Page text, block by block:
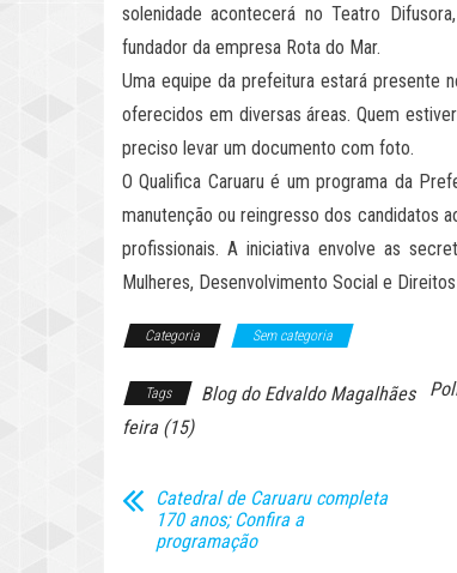
solenidade acontecerá no Teatro
fundador da empresa Rota do Mar.
Uma equipe da prefeitura estará presente
oferecidos em diversas áreas. Quem
preciso levar um documento com foto.
O Qualifica Caruaru é um programa da
manutenção ou reingresso dos candidatos
profissionais. A iniciativa envolve as
Mulheres, Desenvolvimento Social e
Categoria Sem categoria
Tags Blog do Edvaldo Magalhães
feira (15)
Catedral de Caruaru completa
170 anos; Confira a
programação